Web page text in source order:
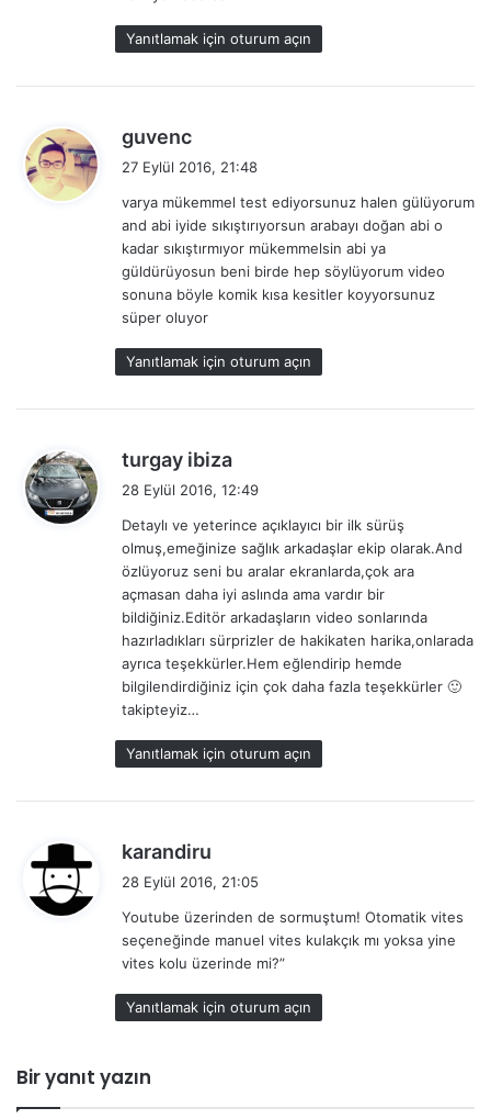
:
Yanıtlamak için oturum açın
guvenc
i
k
i
:
27 Eylül 2016, 21:48
varya mükemmel test ediyorsunuz halen gülüyorum
and abi iyide sıkıştırıyorsun arabayı doğan abi o
kadar sıkıştırmıyor mükemmelsin abi ya
güldürüyosun beni birde hep söylüyorum video
sonuna böyle komik kısa kesitler koyyorsunuz
süper oluyor
Yanıtlamak için oturum açın
turgay ibiza
i
k
i
28 Eylül 2016, 12:49
Detaylı ve yeterince açıklayıcı bir ilk sürüş
olmuş,emeğinize sağlık arkadaşlar ekip olarak.And
özlüyoruz seni bu aralar ekranlarda,çok ara
açmasan daha iyi aslında ama vardır bir
bildiğiniz.Editör arkadaşların video sonlarında
hazırladıkları sürprizler de hakikaten harika,onlarada
ayrıca teşekkürler.Hem eğlendirip hemde
bilgilendirdiğiniz için çok daha fazla teşekkürler 🙂
takipteyiz…
Yanıtlamak için oturum açın
karandiru
i
k
i
:
28 Eylül 2016, 21:05
Youtube üzerinden de sormuştum! Otomatik vites
seçeneğinde manuel vites kulakçık mı yoksa yine
vites kolu üzerinde mi? ”
Yanıtlamak için oturum açın
Bir yanıt yazın